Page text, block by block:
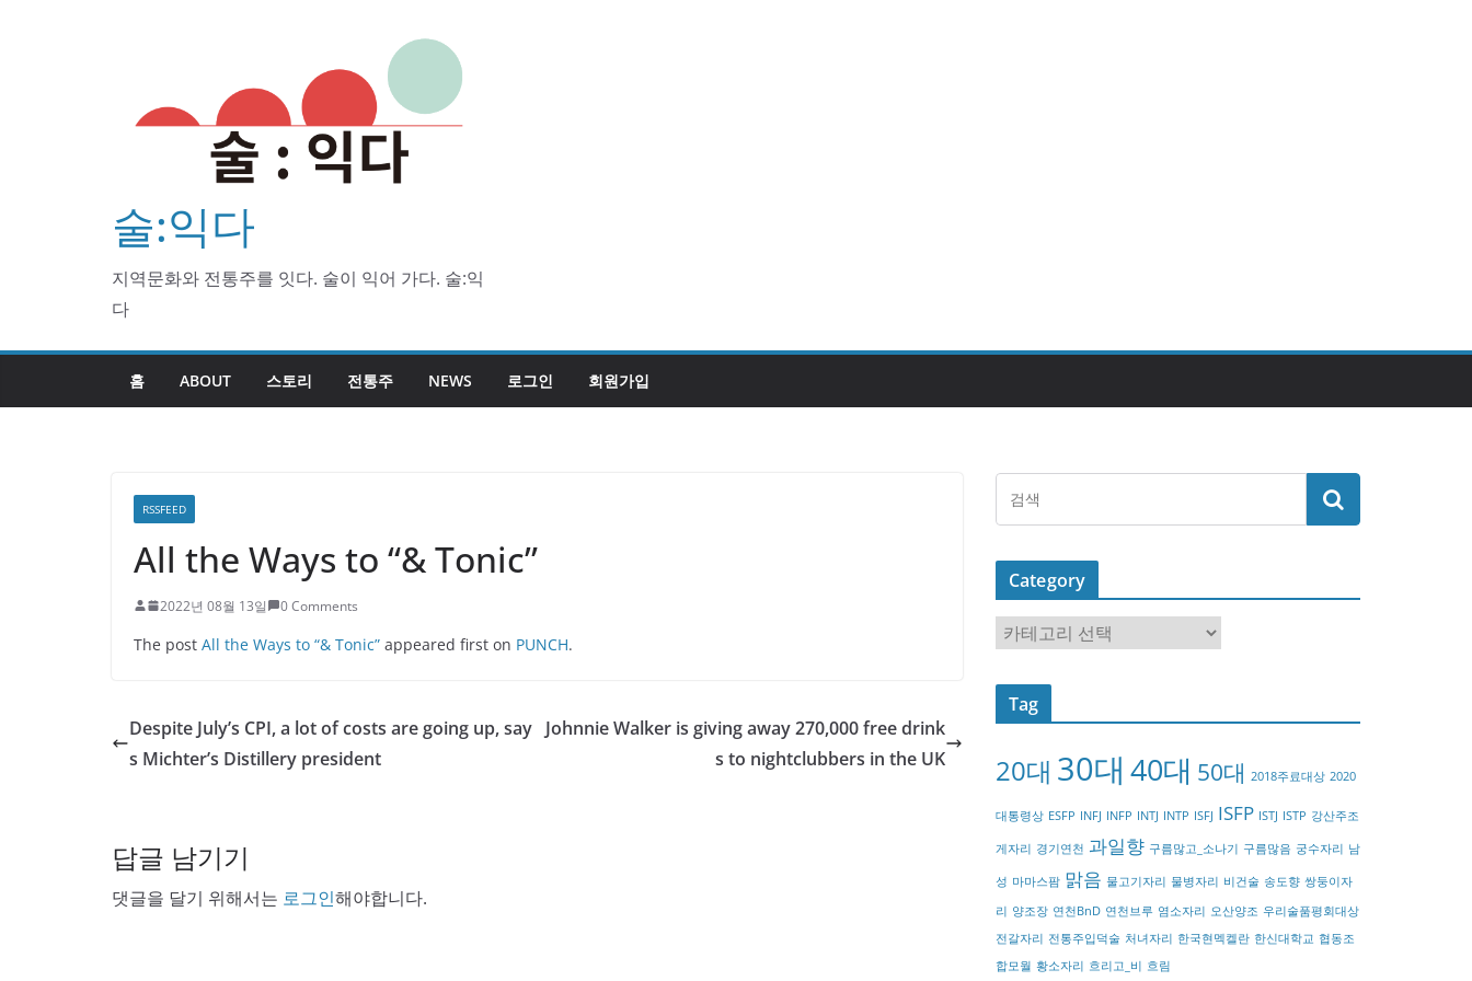
술:익다
지역문화와 전통주를 잇다. 술이 익어 가다. 술:익
다
홈 ABOUT 스토리 전통주 NEWS 로그인 회원가입
RSSFEED
All the Ways to “& Tonic”
2022년 08월 13일 0 Comments
The post All the Ways to “& Tonic” appeared first on PUNCH.
Despite July’s CPI, a lot of costs are going up, say
s Michter’s Distillery president
Johnnie Walker is giving away 270,000 free drink
s to nightclubbers in the UK
답글 남기기
댓글을 달기 위해서는 로그인해야합니다.
Category
a
t
o
y
Tag
20대 30대 40대 50대 2018주료대상 2020
대통령상 ESFP INFJ INFP INTJ INTP ISFJ ISFP ISTJ ISTP 강산주조
게자리 경기연천 과일향 구름많고_소나기 구름많음 궁수자리 남
성 마마스팜 맑음 물고기자리 물병자리 비건술 송도향 쌍둥이자
리 양조장 연천BnD 연천브루 염소자리 오산양조 우리술품평회대상
전갈자리 전통주입덕술 처녀자리 한국현멕켈란 한신대학교 협동조
합모월 황소자리 흐리고_비 흐림